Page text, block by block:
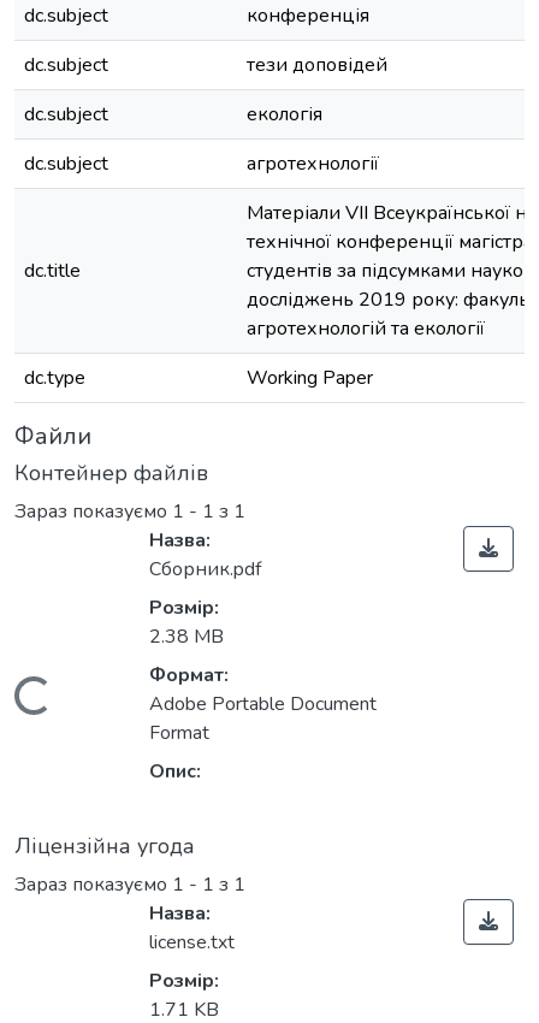
dc.subject
конференція
dc.subject
тези доповідей
dc.subject
екологія
dc.subject
агротехнології
dc.title
Матеріали VII Всеукраїнської
технічної конференції
студентів за підсумками
досліджень 2019 року:
агротехнологій та екології
dc.type
Working Paper
Файли
Контейнер файлів
Зараз показуємо 1 - 1 з 1
Вантажиться...
Назва:
Сборник.pdf
Розмір:
2.38 MB
Формат:
Adobe Portable Document
Format
Опис:
Ліцензійна угода
Зараз показуємо 1 - 1 з 1
Назва:
license.txt
Розмір:
1.71 KB